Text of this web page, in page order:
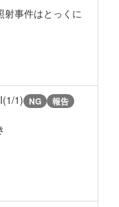
射事件はとっくに
1) NG 報告